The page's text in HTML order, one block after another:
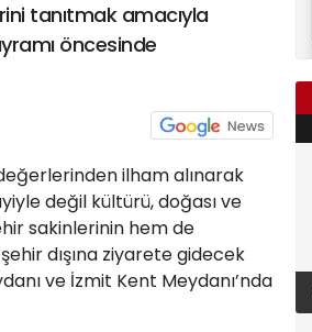
tanıtmak amacıyla
öncesinde
ilham alınarak
değil kültürü, doğası ve
sakinlerinin hem de
dışına ziyarete gidecek
ve İzmit Kent Meydanı’nda